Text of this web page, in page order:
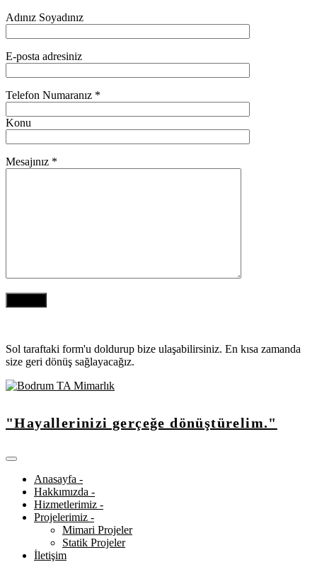
Adınız Soyadınız
E-posta adresiniz
Telefon Numaranız *
Konu
Mesajınız *
Sol taraftaki form'u doldurup bize ulaşabilirsiniz. En kısa zamanda
size geri dönüş sağlayacağız.
"Hayallerinizi gerçeğe dönüştürelim."
Anasayfa -
Hakkımızda -
Hizmetlerimiz -
Projelerimiz -
Mimari Projeler
Statik Projeler
İletişim